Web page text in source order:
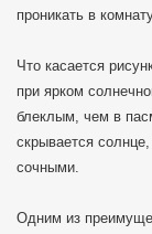
проникать в
Что касается
при ярком
блеклым, чем в
скрывается
сочными.
Одним из